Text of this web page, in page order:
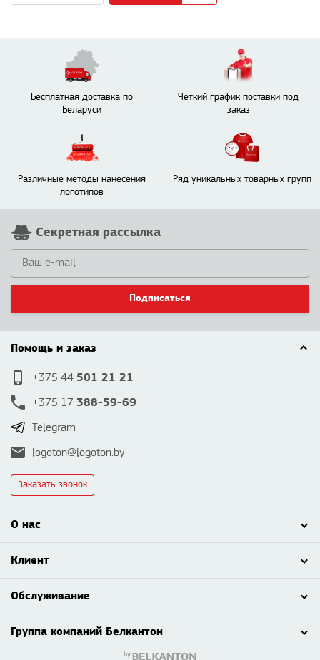
Бесплатная доставка по
Беларуси
Четкий график поставки под
заказ
Различные методы нанесения
логотипов
Ряд уникальных товарных групп
Секретная рассылка
Подписаться
Помощь и заказ
+375 44 501 21 21
+375 17 388-59-69
Telegram
logoton@logoton.by
Заказать звонок
О нас
Клиент
Обслуживание
Группа компаний Белкантон